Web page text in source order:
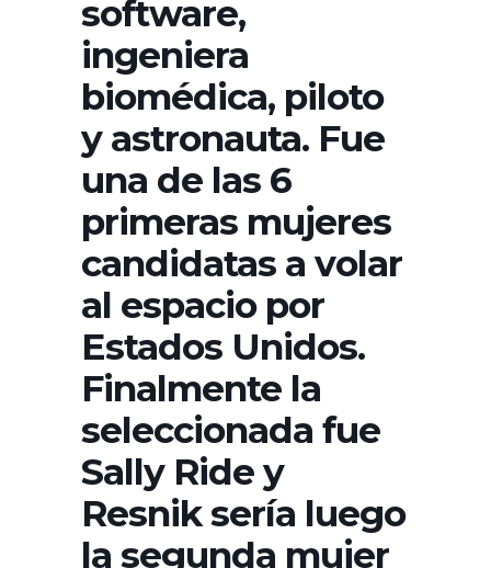
software,
ingeniera
biomédica, piloto
y astronauta. Fue
una de las 6
primeras mujeres
candidatas a volar
al espacio por
Estados Unidos.
Finalmente la
seleccionada fue
Sally Ride y
Resnik sería luego
la segunda mujer